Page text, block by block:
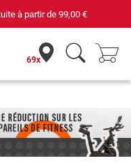
75 techniciens
69x